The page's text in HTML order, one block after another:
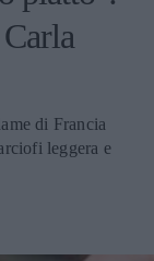
di Francia
leggera e